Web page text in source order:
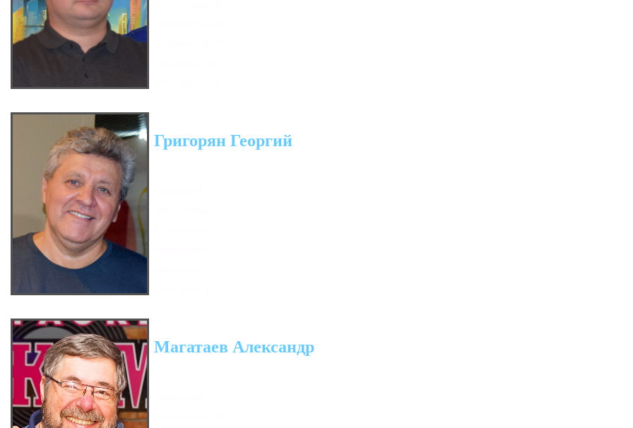
Григорян Георгий
Магатаев Александр